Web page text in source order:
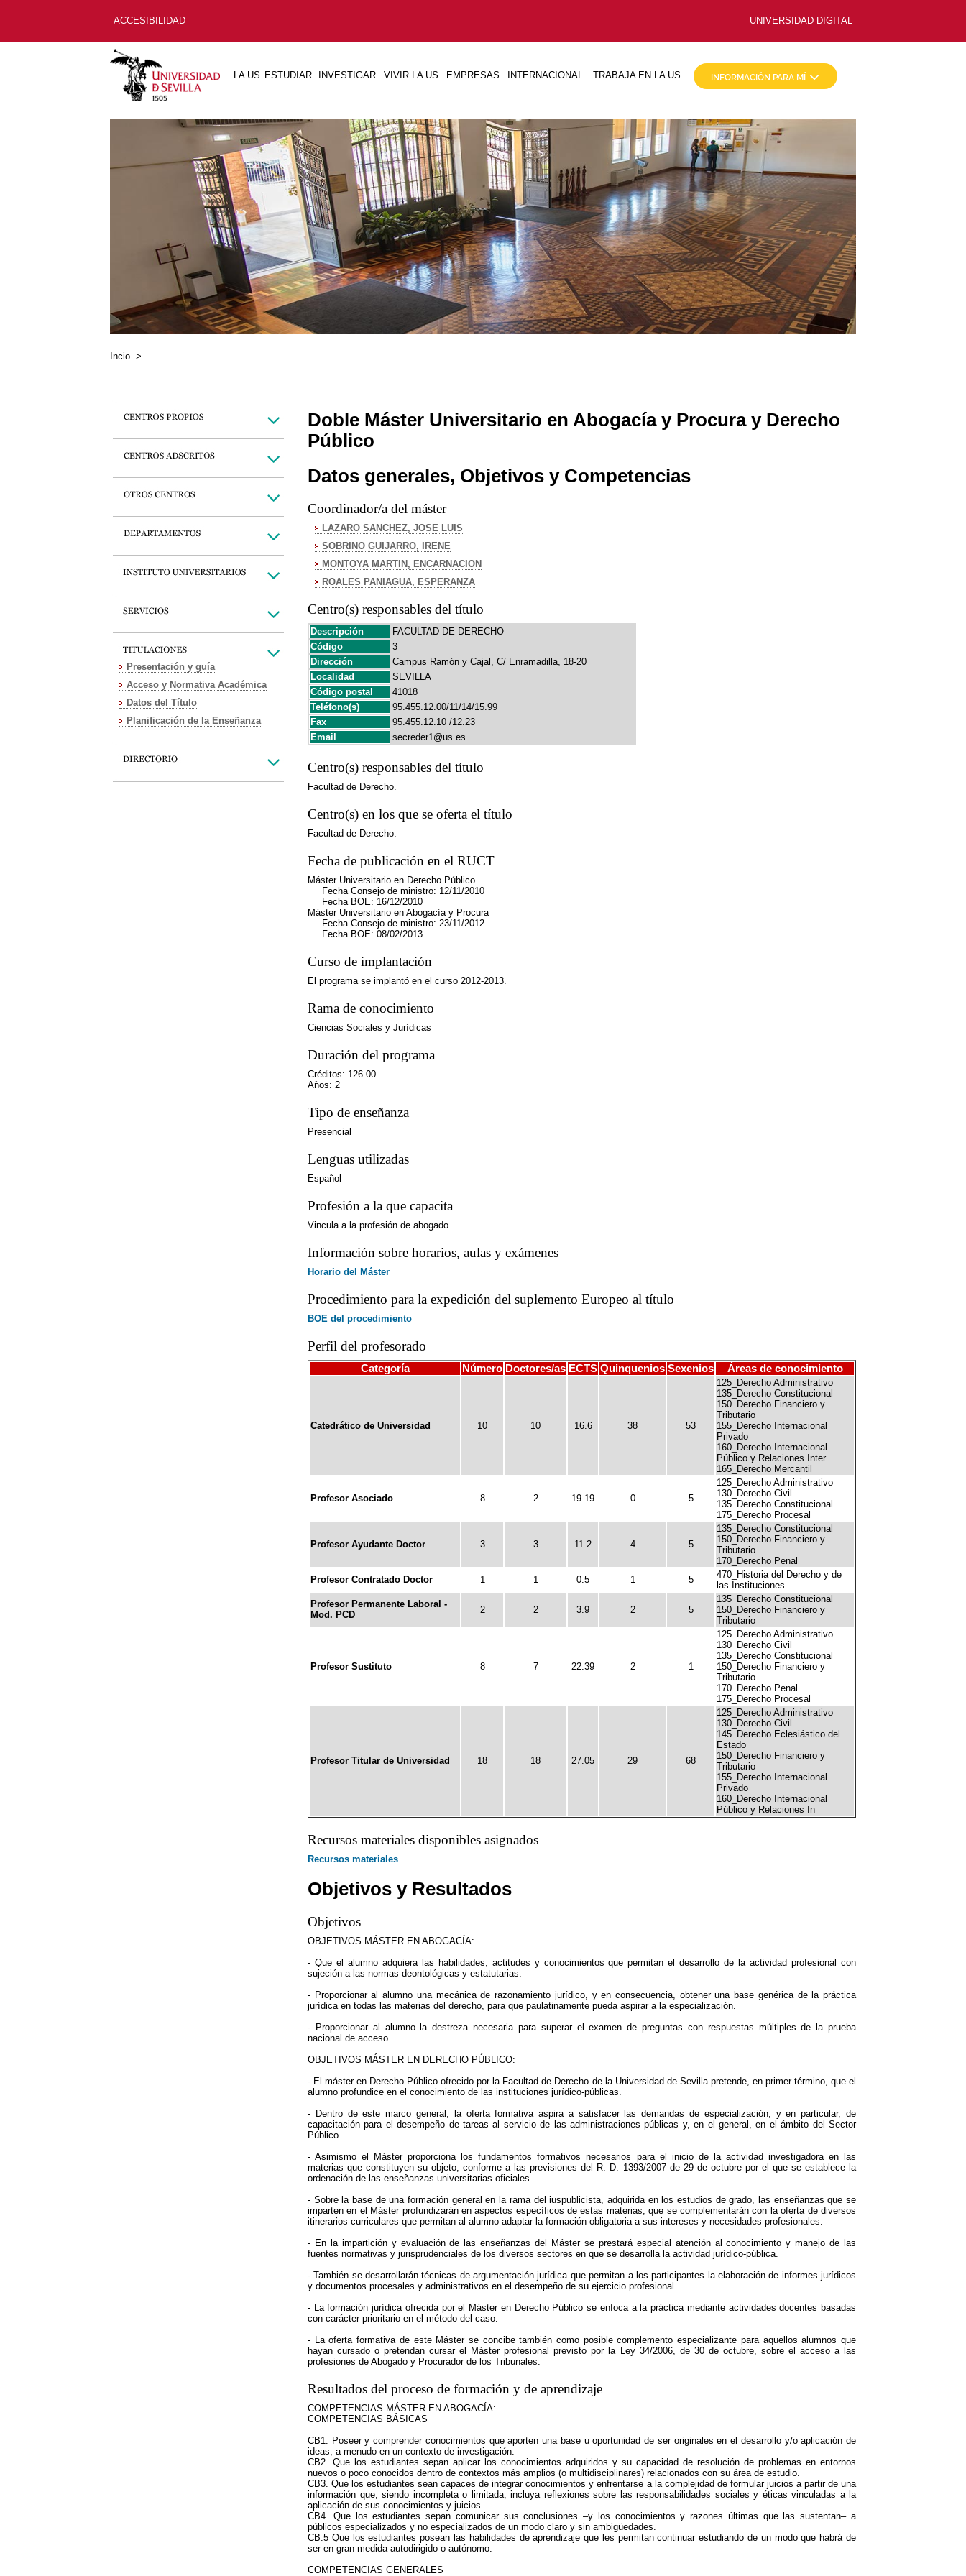
ACCESIBILIDAD UNIVERSIDAD DIGITAL
LA US ESTUDIAR INVESTIGAR VIVIR LA US EMPRESAS INTERNACIONAL TRABAJA EN LA US
Incio >
Presentación y guía
Acceso y Normativa Académica
Datos del Título
Planificación de la Enseñanza
Doble Máster Universitario en Abogacía y Procura y Derecho
Público
Datos generales, Objetivos y Competencias
Coordinador/a del máster
LAZARO SANCHEZ, JOSE LUIS
SOBRINO GUIJARRO, IRENE
MONTOYA MARTIN, ENCARNACION
ROALES PANIAGUA, ESPERANZA
Centro(s) responsables del título
Descripción
FACULTAD DE DERECHO
Código
3
Dirección
Campus Ramón y Cajal, C/ Enramadilla, 18-20
Localidad
SEVILLA
Código postal
41018
Teléfono(s)
95.455.12.00/11/14/15.99
Fax
95.455.12.10 /12.23
Email
secreder1@us.es
Centro(s) responsables del título
Facultad de Derecho.
Centro(s) en los que se oferta el título
Facultad de Derecho.
Fecha de publicación en el RUCT
Máster Universitario en Derecho Público
Fecha Consejo de ministro: 12/11/2010
Fecha BOE: 16/12/2010
Máster Universitario en Abogacía y Procura
Fecha Consejo de ministro: 23/11/2012
Fecha BOE: 08/02/2013
Curso de implantación
El programa se implantó en el curso 2012-2013.
Rama de conocimiento
Ciencias Sociales y Jurídicas
Duración del programa
Créditos: 126.00
Años: 2
Tipo de enseñanza
Presencial
Lenguas utilizadas
Español
Profesión a la que capacita
Vincula a la profesión de abogado.
Información sobre horarios, aulas y exámenes
Horario del Máster
Procedimiento para la expedición del suplemento Europeo al título
BOE del procedimiento
Perfil del profesorado
Categoría Número Doctores/as ECTS Quinquenios Sexenios Áreas de conocimiento
Catedrático de Universidad 10 10 16.6 38 53
125_Derecho Administrativo
135_Derecho Constitucional
150_Derecho Financiero y
Tributario
155_Derecho Internacional
Privado
160_Derecho Internacional
Público y Relaciones Inter.
165_Derecho Mercantil
Profesor Asociado 8 2 19.19 0 5
125_Derecho Administrativo
130_Derecho Civil
135_Derecho Constitucional
175_Derecho Procesal
Profesor Ayudante Doctor 3 3 11.2 4 5
135_Derecho Constitucional
150_Derecho Financiero y
Tributario
170_Derecho Penal
Profesor Contratado Doctor
1 1 0.5 1 5
470_Historia del Derecho y de
las Instituciones
Profesor Permanente Laboral -
Mod. PCD
2 2 3.9 2 5
135_Derecho Constitucional
150_Derecho Financiero y
Tributario
Profesor Sustituto 8 7 22.39 2 1
125_Derecho Administrativo
130_Derecho Civil
135_Derecho Constitucional
150_Derecho Financiero y
Tributario
170_Derecho Penal
175_Derecho Procesal
Profesor Titular de Universidad 18 18 27.05 29 68
125_Derecho Administrativo
130_Derecho Civil
145_Derecho Eclesiástico del
Estado
150_Derecho Financiero y
Tributario
155_Derecho Internacional
Privado
160_Derecho Internacional
Público y Relaciones In
Recursos materiales disponibles asignados
Recursos materiales
Objetivos y Resultados
Objetivos
OBJETIVOS MÁSTER EN ABOGACÍA:
- Que el alumno adquiera las habilidades, actitudes y conocimientos que permitan el desarrollo de la actividad profesional con
sujeción a las normas deontológicas y estatutarias.
- Proporcionar al alumno una mecánica de razonamiento jurídico, y en consecuencia, obtener una base genérica de la práctica
jurídica en todas las materias del derecho, para que paulatinamente pueda aspirar a la especialización.
- Proporcionar al alumno la destreza necesaria para superar el examen de preguntas con respuestas múltiples de la prueba
nacional de acceso.
OBJETIVOS MÁSTER EN DERECHO PÚBLICO:
- El máster en Derecho Público ofrecido por la Facultad de Derecho de la Universidad de Sevilla pretende, en primer término, que el
alumno profundice en el conocimiento de las instituciones jurídico-públicas.
- Dentro de este marco general, la oferta formativa aspira a satisfacer las demandas de especialización, y en particular, de
capacitación para el desempeño de tareas al servicio de las administraciones públicas y, en el general, en el ámbito del Sector
Público.
- Asimismo el Máster proporciona los fundamentos formativos necesarios para el inicio de la actividad investigadora en las
materias que constituyen su objeto, conforme a las previsiones del R. D. 1393/2007 de 29 de octubre por el que se establece la
ordenación de las enseñanzas universitarias oficiales.
- Sobre la base de una formación general en la rama del iuspublicista, adquirida en los estudios de grado, las enseñanzas que se
imparten en el Máster profundizarán en aspectos específicos de estas materias, que se complementarán con la oferta de diversos
itinerarios curriculares que permitan al alumno adaptar la formación obligatoria a sus intereses y necesidades profesionales.
- En la impartición y evaluación de las enseñanzas del Máster se prestará especial atención al conocimiento y manejo de las
fuentes normativas y jurisprudenciales de los diversos sectores en que se desarrolla la actividad jurídico-pública.
- También se desarrollarán técnicas de argumentación jurídica que permitan a los participantes la elaboración de informes jurídicos
y documentos procesales y administrativos en el desempeño de su ejercicio profesional.
- La formación jurídica ofrecida por el Máster en Derecho Público se enfoca a la práctica mediante actividades docentes basadas
con carácter prioritario en el método del caso.
- La oferta formativa de este Máster se concibe también como posible complemento especializante para aquellos alumnos que
hayan cursado o pretendan cursar el Máster profesional previsto por la Ley 34/2006, de 30 de octubre, sobre el acceso a las
profesiones de Abogado y Procurador de los Tribunales.
Resultados del proceso de formación y de aprendizaje
COMPETENCIAS MÁSTER EN ABOGACÍA:
COMPETENCIAS BÁSICAS
CB1. Poseer y comprender conocimientos que aporten una base u oportunidad de ser originales en el desarrollo y/o aplicación de
ideas, a menudo en un contexto de investigación.
CB2. Que los estudiantes sepan aplicar los conocimientos adquiridos y su capacidad de resolución de problemas en entornos
nuevos o poco conocidos dentro de contextos más amplios (o multidisciplinares) relacionados con su área de estudio.
CB3. Que los estudiantes sean capaces de integrar conocimientos y enfrentarse a la complejidad de formular juicios a partir de una
información que, siendo incompleta o limitada, incluya reflexiones sobre las responsabilidades sociales y éticas vinculadas a la
aplicación de sus conocimientos y juicios.
CB4. Que los estudiantes sepan comunicar sus conclusiones –y los conocimientos y razones últimas que las sustentan– a
públicos especializados y no especializados de un modo claro y sin ambigüedades.
CB.5 Que los estudiantes posean las habilidades de aprendizaje que les permitan continuar estudiando de un modo que habrá de
ser en gran medida autodirigido o autónomo.
COMPETENCIAS GENERALES